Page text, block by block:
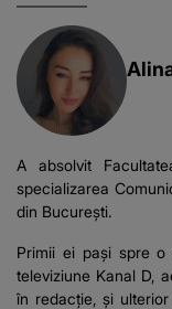
A absolvit
specializarea
din București.
Primii ei pași spre
televiziune Kanal D,
în redacție, și